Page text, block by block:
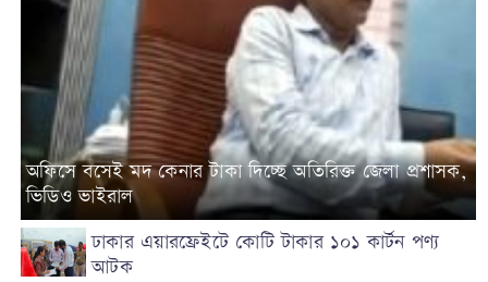
চৌধুরীকে নির্যাতন: থানায় মামলা: প্রতিমন্ত্রীর হস্তক্ষেপে জামিন
হযরত শাহজালাল আন্তর্জাতিক বিমানবন্দরে গোয়েন্দা সংস্থা কর্তৃক
বিশেষ কায়দায় লুকানো ০৪ টি স্বর্ণের বার (৪৩২ গ্রাম) জব্দ।
অফিসে বসেই মদ কেনার টাকা দিচ্ছে অতিরিক্ত জেলা প্রশাসক,
ভিডিও ভাইরাল
ঢাকার এয়ারফ্রেইটে কোটি টাকার ১০১ কার্টন পণ্য
আটক